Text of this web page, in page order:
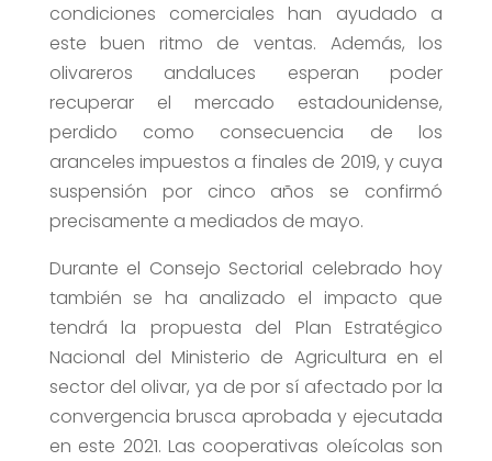
condiciones comerciales han ayudado a
este buen ritmo de ventas. Además, los
olivareros andaluces esperan poder
recuperar el mercado estadounidense,
perdido como consecuencia de los
aranceles impuestos a finales de 2019, y cuya
suspensión por cinco años se confirmó
precisamente a mediados de mayo.
Durante el Consejo Sectorial celebrado hoy
también se ha analizado el impacto que
tendrá la propuesta del Plan Estratégico
Nacional del Ministerio de Agricultura en el
sector del olivar, ya de por sí afectado por la
convergencia brusca aprobada y ejecutada
en este 2021. Las cooperativas oleícolas son